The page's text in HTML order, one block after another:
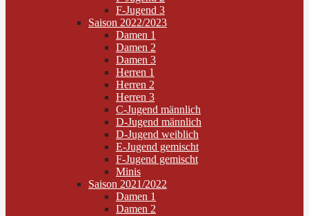
F-Jugend 3
Saison 2022/2023
Damen 1
Damen 2
Damen 3
Herren 1
Herren 2
Herren 3
C-Jugend männlich
D-Jugend männlich
D-Jugend weiblich
E-Jugend gemischt
F-Jugend gemischt
Minis
Saison 2021/2022
Damen 1
Damen 2